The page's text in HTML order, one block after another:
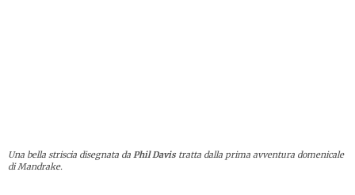
Una bella striscia disegnata da Phil Davis tratta dalla prima avventura domenicale
di Mandrake.